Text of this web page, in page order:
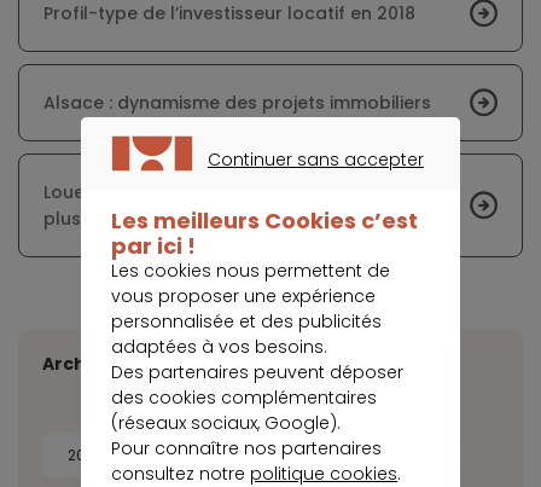
Profil-type de l’investisseur locatif en 2018
Alsace : dynamisme des projets immobiliers
Louer sa résidence secondaire : de plus en
plus de propriétaires s’y mettent
Archives
2026 2025 2024
Continuer sans accepter
Les meilleurs Cookies c’est
par ici !
Les cookies nous permettent de
vous proposer une expérience
personnalisée et des publicités
adaptées à vos besoins.
Des partenaires peuvent déposer
des cookies complémentaires
(réseaux sociaux, Google).
Pour connaître nos partenaires
consultez notre politique cookies.